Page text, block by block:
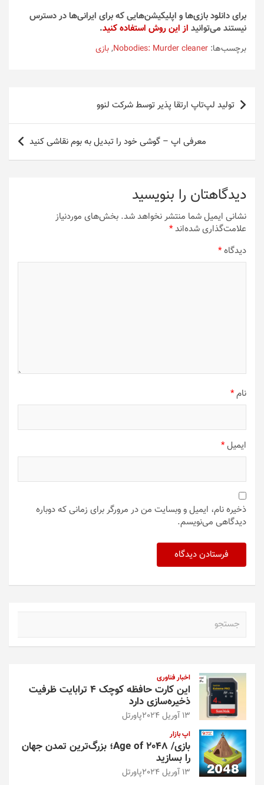
برای دانلود بازی‌ها و اپلیکیشن‌هایی که برای ایرانی‌ها در دسترس
نیستند می‌توانید از این روش استفاده کنید.
برچسب‌ها: Nobodies: Murder cleaner
,بازی
راهبری
نوشته
تولید لپ‌تاپ ارتقا پذیر توسط شرکت لنوو
معرفی اپ – گوشی خود را تبدیل به بوم نقاشی کنید
دیدگاهتان را بنویسید
نشانی ایمیل شما منتشر نخواهد شد. بخش‌های موردنیاز
علامت‌گذاری شده‌اند*
دیدگاه*
نام*
ایمیل*
ذخیره نام، ایمیل و وبسایت من در مرورگر برای زمانی که دوباره
دیدگاهی می‌نویسم.
اخبار فناوری
این کارت حافظه کوچک ۴ ترابایت ظرفیت
ذخیره‌سازی دارد
13 آوریل 2024 پاورتل
اپ بازار
بازی/ Age of 2048؛ بزرگ‌ترین تمدن جهان
را بسازید
13 آوریل 2024 پاورتل